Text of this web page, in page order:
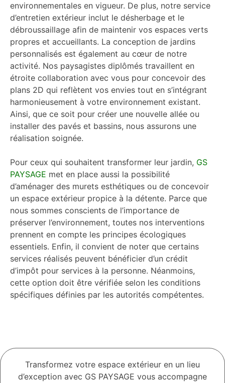
environnementales en vigueur. De plus, notre service
d’entretien extérieur inclut le désherbage et le
débroussaillage afin de maintenir vos espaces verts
propres et accueillants. La conception de jardins
personnalisés est également au cœur de notre
activité. Nos paysagistes diplômés travaillent en
étroite collaboration avec vous pour concevoir des
plans 2D qui reflètent vos envies tout en s’intégrant
harmonieusement à votre environnement existant.
Ainsi, que ce soit pour créer une nouvelle allée ou
installer des pavés et bassins, nous assurons une
réalisation soignée.
Pour ceux qui souhaitent transformer leur jardin, GS
PAYSAGE met en place aussi la possibilité
d’aménager des murets esthétiques ou de concevoir
un espace extérieur propice à la détente. Parce que
nous sommes conscients de l’importance de
préserver l’environnement, toutes nos interventions
prennent en compte les principes écologiques
essentiels. Enfin, il convient de noter que certains
services réalisés peuvent bénéficier d’un crédit
d’impôt pour services à la personne. Néanmoins,
cette option doit être vérifiée selon les conditions
spécifiques définies par les autorités compétentes.
Transformez votre espace extérieur en un lieu
d’exception avec GS PAYSAGE vous accompagne